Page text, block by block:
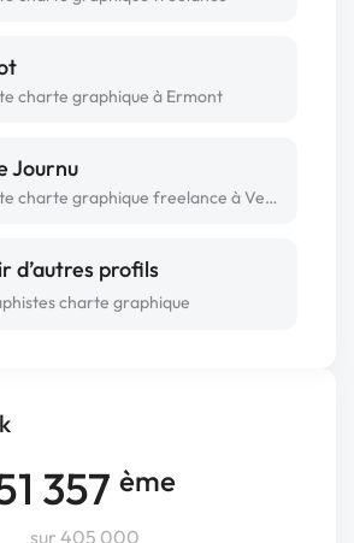
357 ème
sur 405 000
charte graphique à Ermont
Journu
Graphiste charte graphique freelance à Versailles
d’autres profils
charte graphique